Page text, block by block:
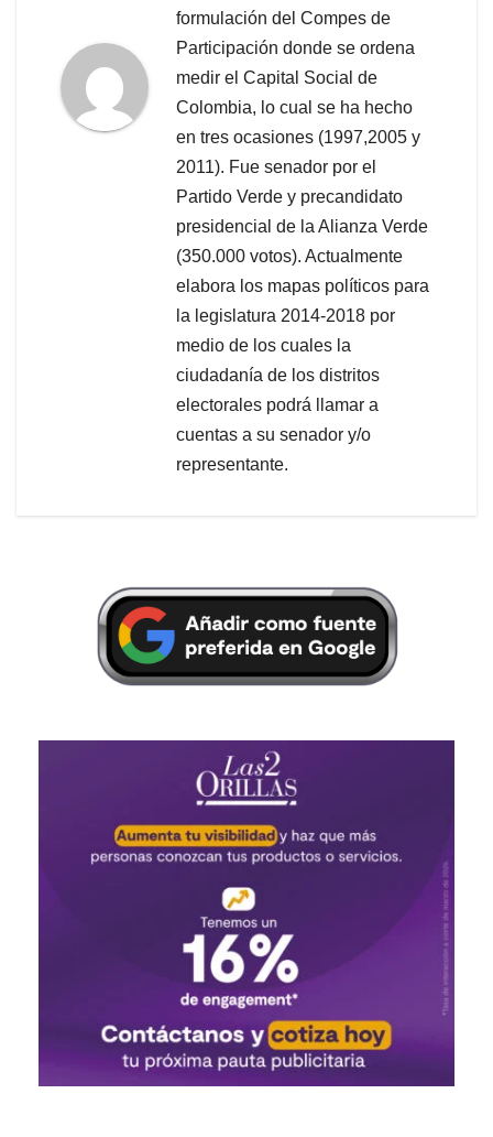
formulación del Compes de
Participación donde se ordena
medir el Capital Social de
Colombia, lo cual se ha hecho
en tres ocasiones (1997,2005 y
2011). Fue senador por el
Partido Verde y precandidato
presidencial de la Alianza Verde
(350.000 votos). Actualmente
elabora los mapas políticos para
la legislatura 2014-2018 por
medio de los cuales la
ciudadanía de los distritos
electorales podrá llamar a
cuentas a su senador y/o
representante.